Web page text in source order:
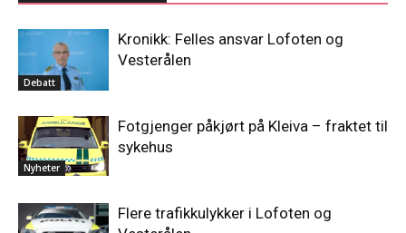
Debatt
Kronikk: Felles ansvar Lofoten og
Vesterålen
Nyheter
Fotgjenger påkjørt på Kleiva – fraktet til
sykehus
Flere trafikkulykker i Lofoten og